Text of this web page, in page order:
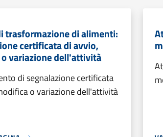
trasformazione di alimenti:
certificata di avvio,
variazione dell'attività
di segnalazione certificata
o variazione dell'attività